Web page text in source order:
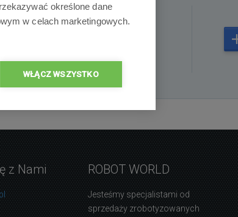
z Nami ROBOT WORLD
Jesteśmy specjalistami od
sprzedaży zrobotyzowanych
określone dane
w celach marketingowych.
WŁĄCZ WSZYSTKO